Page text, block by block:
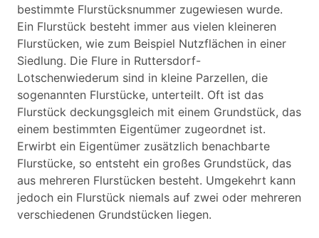
bestimmte Flurstücksnummer zugewiesen wurde.
Ein Flurstück besteht immer aus vielen kleineren
Flurstücken, wie zum Beispiel Nutzflächen in einer
Siedlung. Die Flure in Ruttersdorf-
Lotschenwiederum sind in kleine Parzellen, die
sogenannten Flurstücke, unterteilt. Oft ist das
Flurstück deckungsgleich mit einem Grundstück, das
einem bestimmten Eigentümer zugeordnet ist.
Erwirbt ein Eigentümer zusätzlich benachbarte
Flurstücke, so entsteht ein großes Grundstück, das
aus mehreren Flurstücken besteht. Umgekehrt kann
jedoch ein Flurstück niemals auf zwei oder mehreren
verschiedenen Grundstücken liegen.